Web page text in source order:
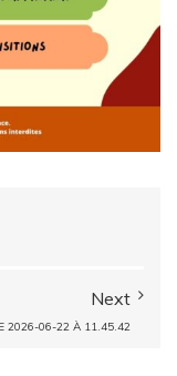
Next
2026-06-22 À 11.45.42